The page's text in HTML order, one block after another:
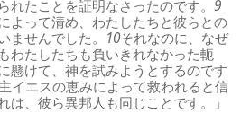
れたことを証明なさったのです。9
よって清め、わたしたちと彼らとの
ませんでした。 10それなのに、なぜ
わたしたちも負いきれなかった軛
懸けて、神を試みようとするのです
イエスの恵みによって救われると信
は、彼ら異邦人も同じことです。」